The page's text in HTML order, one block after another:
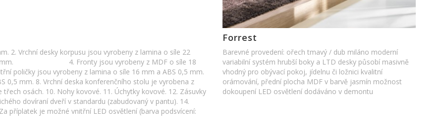
2. Vrchní desky korpusu jsou vyrobeny z lamina o síle 22
4. Fronty jsou vyrobeny z MDF o síle 18
jsou vyrobeny z lamina o síle 16 mm a ABS 0,5 mm.
0,5 mm. 8. Vrchní deska konferenčního stolu je vyrobena z
osách. 10. Nohy kovové. 11. Úchytky kovové. 12. Zásuvky
dovíraní dveří v standardu (zabudovaný v pantu). 14.
příplatek je možné vnitřní LED osvětlení (barva podsvícení:
Forrest
Barevné provedení: ořech tmavý / dub miláno moderní
variabilní systém hrubší boky a LTD desky působí masivně
vhodný pro obývací pokoj, jídelnu či ložnici kvalitní
orámování, přední plocha MDF v barvě jasmín možnost
dokoupení LED osvětlení dodáváno v demontu